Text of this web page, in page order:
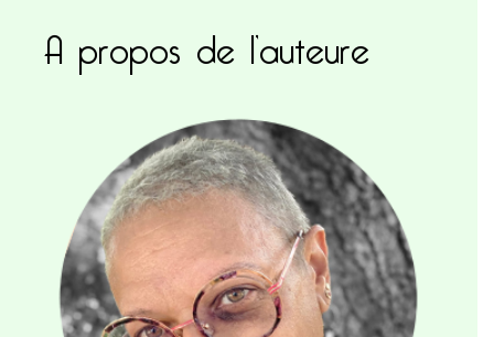
A propos de l’auteure